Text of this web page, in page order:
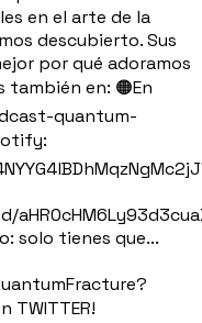
en el arte de la
descubierto. Sus
por qué adoramos
también en: 🟠En
quantum-
solo tienes que...
TWITTER!